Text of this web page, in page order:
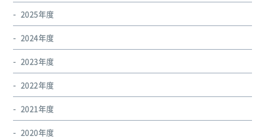
2025年度
2024年度
2023年度
2022年度
2021年度
2020年度